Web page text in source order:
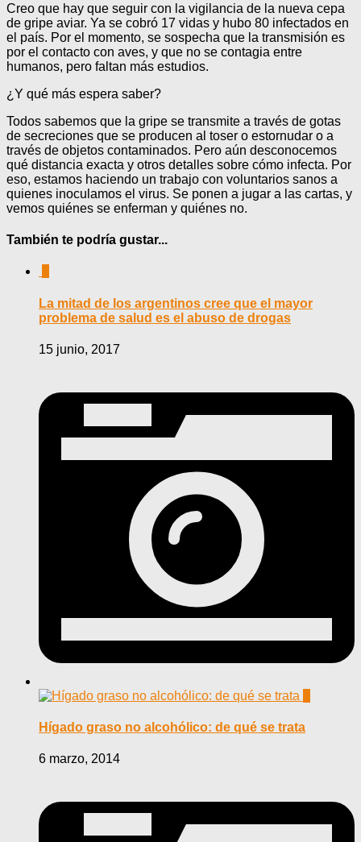
Creo que hay que seguir con la vigilancia de la nueva cepa
de gripe aviar. Ya se cobró 17 vidas y hubo 80 infectados en
el país. Por el momento, se sospecha que la transmisión es
por el contacto con aves, y que no se contagia entre
humanos, pero faltan más estudios.
¿Y qué más espera saber?
Todos sabemos que la gripe se transmite a través de gotas
de secreciones que se producen al toser o estornudar o a
través de objetos contaminados. Pero aún desconocemos
qué distancia exacta y otros detalles sobre cómo infecta. Por
eso, estamos haciendo un trabajo con voluntarios sanos a
quienes inoculamos el virus. Se ponen a jugar a las cartas, y
vemos quiénes se enferman y quiénes no.
También te podría gustar...
La mitad de los argentinos cree que el mayor
problema de salud es el abuso de drogas
15 junio, 2017
Hígado graso no alcohólico: de qué se trata
6 marzo, 2014